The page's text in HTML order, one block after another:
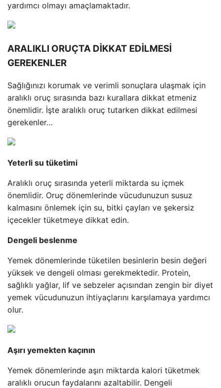
yardımcı olmayı amaçlamaktadır.
ARALIKLI ORUÇTA DİKKAT EDİLMESİ
GEREKENLER
Sağlığınızı korumak ve verimli sonuçlara ulaşmak için
aralıklı oruç sırasında bazı kurallara dikkat etmeniz
önemlidir. İşte aralıklı oruç tutarken dikkat edilmesi
gerekenler…
Yeterli su tüketimi
Aralıklı oruç sırasında yeterli miktarda su içmek
önemlidir. Oruç dönemlerinde vücudunuzun susuz
kalmasını önlemek için su, bitki çayları ve şekersiz
içecekler tüketmeye dikkat edin.
Dengeli beslenme
Yemek dönemlerinde tüketilen besinlerin besin değeri
yüksek ve dengeli olması gerekmektedir. Protein,
sağlıklı yağlar, lif ve sebzeler açısından zengin bir diyet
yemek vücudunuzun ihtiyaçlarını karşılamaya yardımcı
olur.
Aşırı yemekten kaçının
Yemek dönemlerinde aşırı miktarda kalori tüketmek
aralıklı orucun faydalarını azaltabilir. Dengeli